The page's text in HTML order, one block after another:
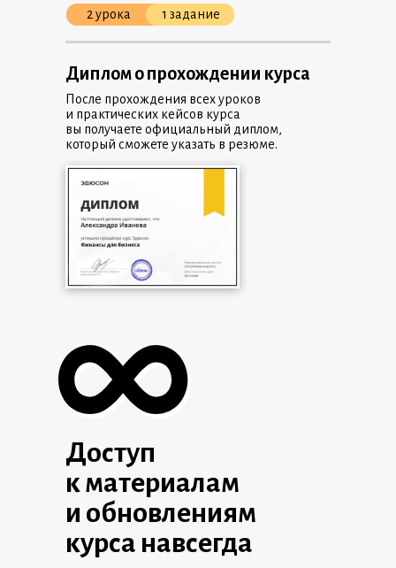
2 урока 1 задание
После прохождения всех уроков
и практических кейсов курса
вы получаете официальный диплом,
который сможете указать в резюме.
Диплом о прохождении курса
Доступ
к материалам
и обновлениям
курса навсегда